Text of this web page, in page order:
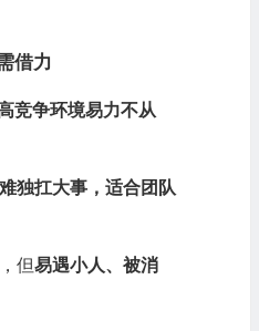
借力
竞争环境易力不从
难独扛大事，适合团队
但易遇小人、被消